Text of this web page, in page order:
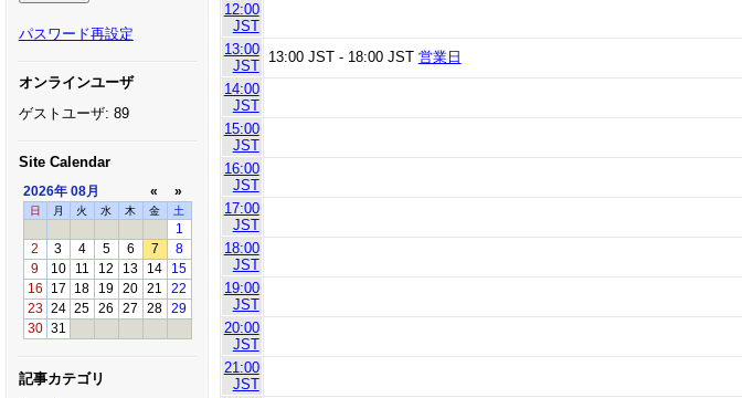
パスワード再設定
オンラインユーザ
ゲストユーザ: 89
Site Calendar
2026年 08月 « »
日 月 火 水 木 金 土
1
2
3 4 5 6 7
8
9
10 11 12 13 14
15
16
17 18 19 20 21
22
23
24 25 26 27 28
29
30
31
記事カテゴリ
12:00
JST
13:00
JST
13:00 JST - 18:00 JST 営業日
14:00
JST
15:00
JST
16:00
JST
17:00
JST
18:00
JST
19:00
JST
20:00
JST
21:00
JST